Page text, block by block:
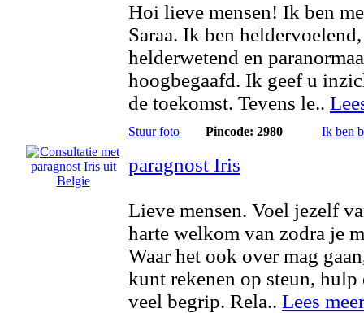
Hoi lieve mensen! Ik ben
Saraa. Ik ben heldervoelend,
helderwetend en
hoogbegaafd. Ik geef u
de toekomst. Tevens le..
Stuur foto Pincode: 2980 Ik ben
paragnost Iris
Lieve mensen. Voel jezelf
harte welkom van zodra je
Waar het ook over mag
kunt rekenen op steun, hulp
veel begrip. Rela.. Lees meer